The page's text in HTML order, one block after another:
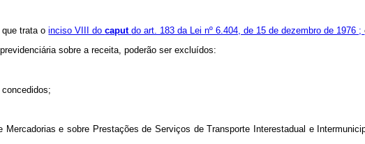
que trata oinciso VIII docaputdo art. 183 da Lei nº 6.404, de 15 de dezembro de 1976 ;
sobre a receita, poderão ser excluídos:
e sobre Prestações de Serviços de Transporte Interestadual e